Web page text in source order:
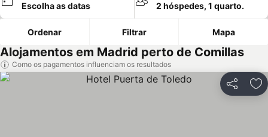
Escolha as datas 2 hóspedes, 1 quarto.
Ordenar Filtrar Mapa
Alojamentos em Madrid perto de Comillas
Como os pagamentos influenciam os resultados
Partilhar